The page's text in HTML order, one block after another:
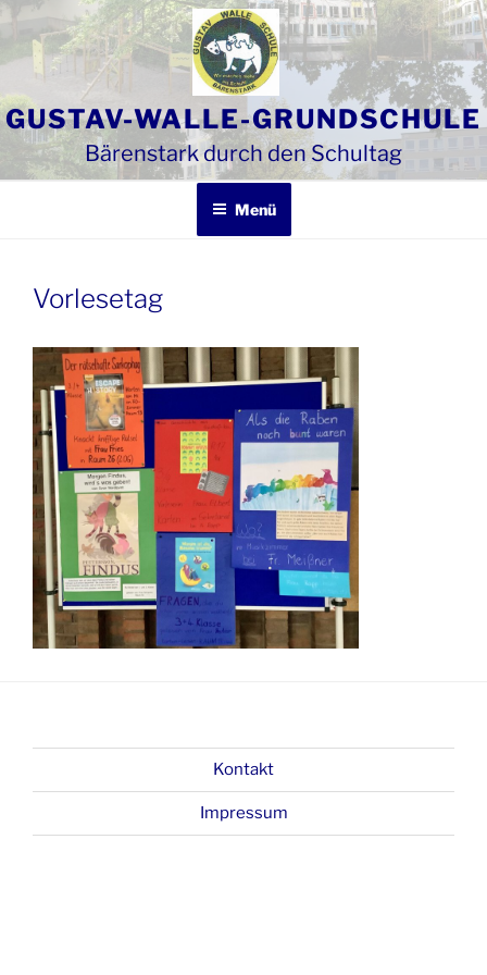
Zum
Inhalt
springen
GUSTAV-WALLE-GRUNDSCHULE
Bärenstark durch den Schultag
Menü
Vorlesetag
Kontakt
Impressum